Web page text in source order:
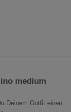
medium
Deinem Outfit einen